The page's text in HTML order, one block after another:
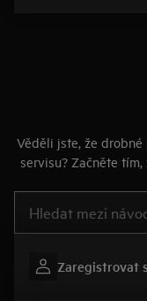
Věděli jste, že
servisu? Začněte
Zaregistrovat